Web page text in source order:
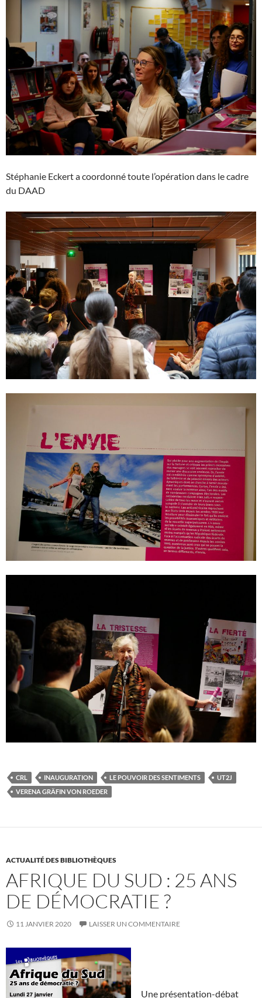
Stéphanie Eckert a coordonné toute l’opération dans le cadre
du DAAD
CRL INAUGURATION LE POUVOIR DES SENTIMENTS
UT2J
VERENA GRÄFIN VON ROEDER
ACTUALITÉ DES BIBLIOTHÈQUES
AFRIQUE DU SUD : 25 ANS
DE DÉMOCRATIE ?
11 JANVIER 2020 LAISSER UN COMMENTAIRE
Une présentation-débat